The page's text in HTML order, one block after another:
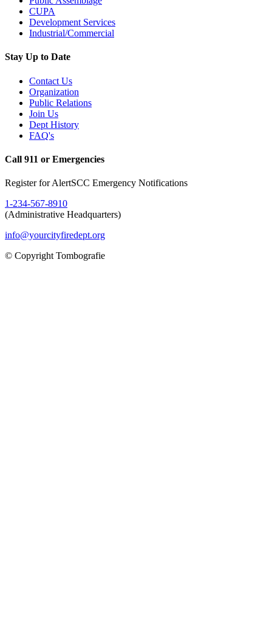
CUPA
Development Services
Industrial/Commercial
Stay Up to Date
Contact Us
Organization
Public Relations
Join Us
Dept History
FAQ's
Call 911 or Emergencies
Register for AlertSCC Emergency Notifications
1-234-567-8910
(Administrative Headquarters)
info@yourcityfiredept.org
© Copyright Tombografie